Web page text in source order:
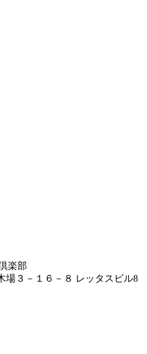
楽部
３－１６－８ レッタスビル8